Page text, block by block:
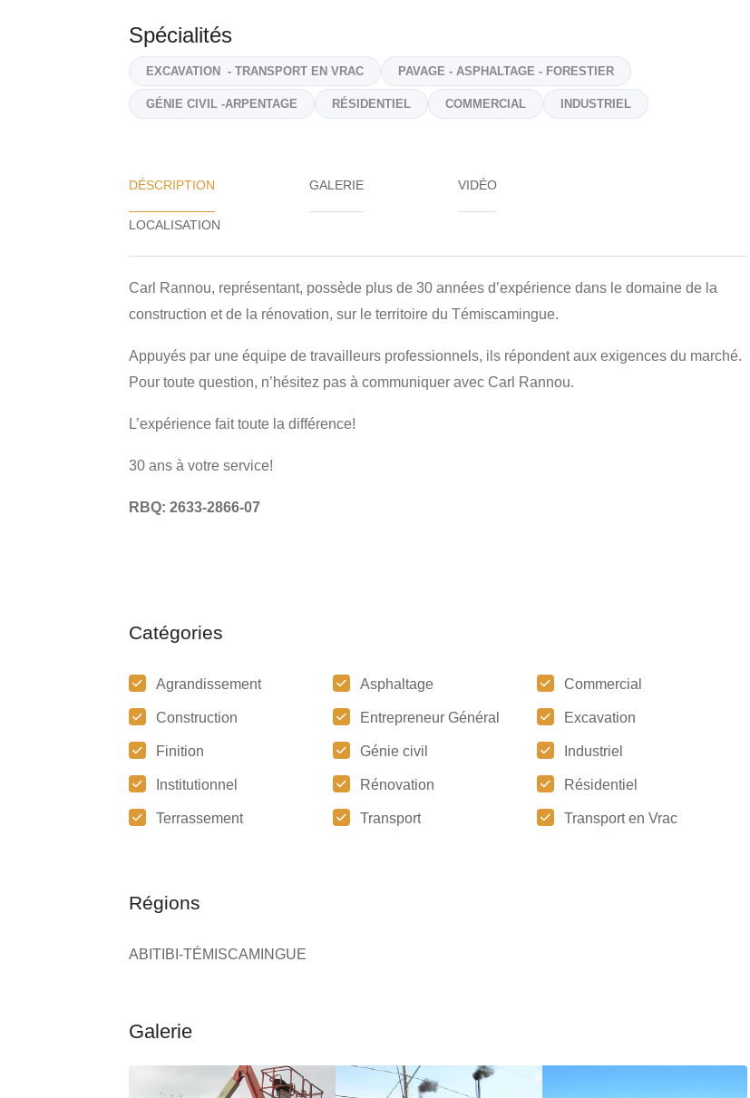
Spécialités
EXCAVATION - TRANSPORT EN VRAC PAVAGE - ASPHALTAGE - FORESTIER
GÉNIE CIVIL -ARPENTAGE RÉSIDENTIEL COMMERCIAL INDUSTRIEL
DÉSCRIPTION GALERIE VIDÉO
Carl Rannou, représentant, possède plus de 30 années d’expérience dans le domaine de la
construction et de la rénovation, sur le territoire du Témiscamingue.
Appuyés par une équipe de travailleurs professionnels, ils répondent aux exigences du marché.
Pour toute question, n’hésitez pas à communiquer avec Carl Rannou.
L’expérience fait toute la différence!
30 ans à votre service!
RBQ: 2633-2866-07
Catégories
Agrandissement Asphaltage Commercial
Construction Entrepreneur Général Excavation
Finition Génie civil Industriel
Institutionnel Rénovation Résidentiel
Terrassement Transport Transport en Vrac
Régions
ABITIBI-TÉMISCAMINGUE